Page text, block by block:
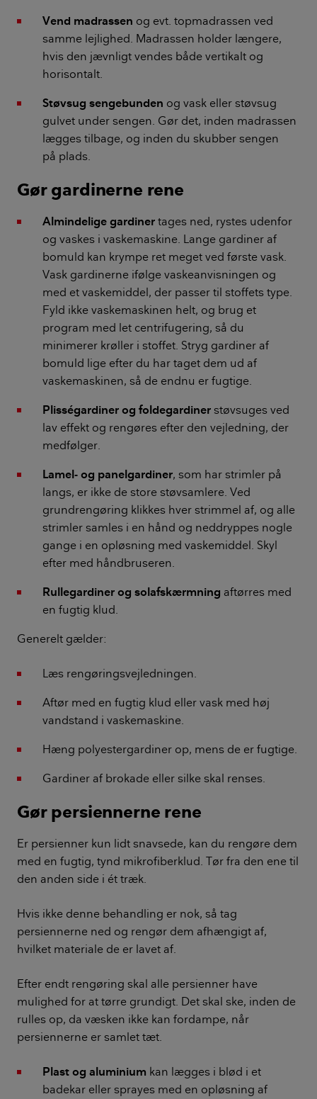
Vend madrassen og evt. topmadrassen ved
samme lejlighed. Madrassen holder længere,
hvis den jævnligt vendes både vertikalt og
horisontalt.
Støvsug sengebunden og vask eller støvsug
gulvet under sengen. Gør det, inden madrassen
lægges tilbage, og inden du skubber sengen
på plads.
Gør gardinerne rene
Almindelige gardiner tages ned, rystes udenfor
og vaskes i vaskemaskine. Lange gardiner af
bomuld kan krympe ret meget ved første vask.
Vask gardinerne ifølge vaskeanvisningen og
med et vaskemiddel, der passer til stoffets type.
Fyld ikke vaskemaskinen helt, og brug et
program med let centrifugering, så du
minimerer krøller i stoffet. Stryg gardiner af
bomuld lige efter du har taget dem ud af
vaskemaskinen, så de endnu er fugtige.
Plisségardiner og foldegardiner støvsuges ved
lav effekt og rengøres efter den vejledning, der
medfølger.
Lamel- og panelgardiner, som har strimler på
langs, er ikke de store støvsamlere. Ved
grundrengøring klikkes hver strimmel af, og alle
strimler samles i en hånd og neddryppes nogle
gange i en opløsning med vaskemiddel. Skyl
efter med håndbruseren.
Rullegardiner og solafskærmning aftørres med
en fugtig klud.
Generelt gælder:
Læs rengøringsvejledningen.
Aftør med en fugtig klud eller vask med høj
vandstand i vaskemaskine.
Hæng polyestergardiner op, mens de er fugtige.
Gardiner af brokade eller silke skal renses.
Gør persiennerne rene
Er persienner kun lidt snavsede, kan du rengøre dem
med en fugtig, tynd mikrofiberklud. Tør fra den ene til
den anden side i ét træk.
Hvis ikke denne behandling er nok, så tag
persiennerne ned og rengør dem afhængigt af,
hvilket materiale de er lavet af.
Efter endt rengøring skal alle persienner have
mulighed for at tørre grundigt. Det skal ske, inden de
rulles op, da væsken ikke kan fordampe, når
persiennerne er samlet tæt.
Plast og aluminium kan lægges i blød i et
badekar eller sprayes med en opløsning af